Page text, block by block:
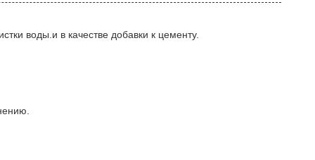
воды.и в качестве добавки к цементу.